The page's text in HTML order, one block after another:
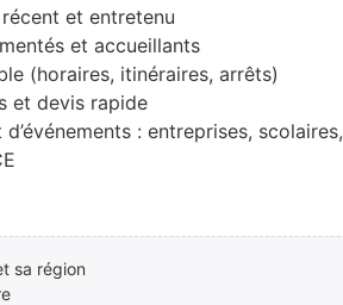
et entretenu
et accueillants
(horaires, itinéraires, arrêts)
et devis rapide
: entreprises, scolaires,
sa région